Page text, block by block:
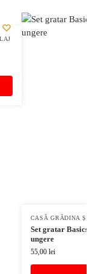
CASĂ GRĂDINA
Set gratar
ungere
55,00 lei